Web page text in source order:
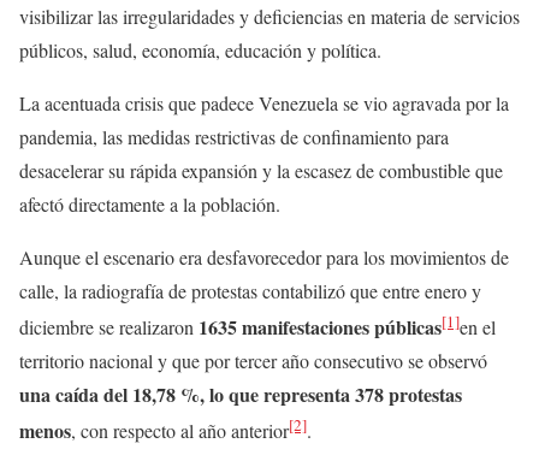
visibilizar las irregularidades y deficiencias en materia de servicios
públicos, salud, economía, educación y política.
La acentuada crisis que padece Venezuela se vio agravada por la
pandemia, las medidas restrictivas de confinamiento para
desacelerar su rápida expansión y la escasez de combustible que
afectó directamente a la población.
Aunque el escenario era desfavorecedor para los movimientos de
calle, la radiografía de protestas contabilizó que entre enero y
diciembre se realizaron 1635 manifestaciones públicas[1]en el
territorio nacional y que por tercer año consecutivo se observó
una caída del 18,78 %, lo que representa 378 protestas
menos, con respecto al año anterior[2].